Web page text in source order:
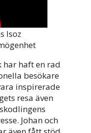
Isoz
har haft en rad
besökare
inspirerade
resa även
Johan och